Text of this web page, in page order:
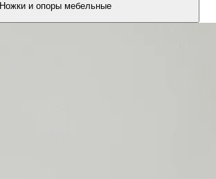
Ножки и опоры мебельные